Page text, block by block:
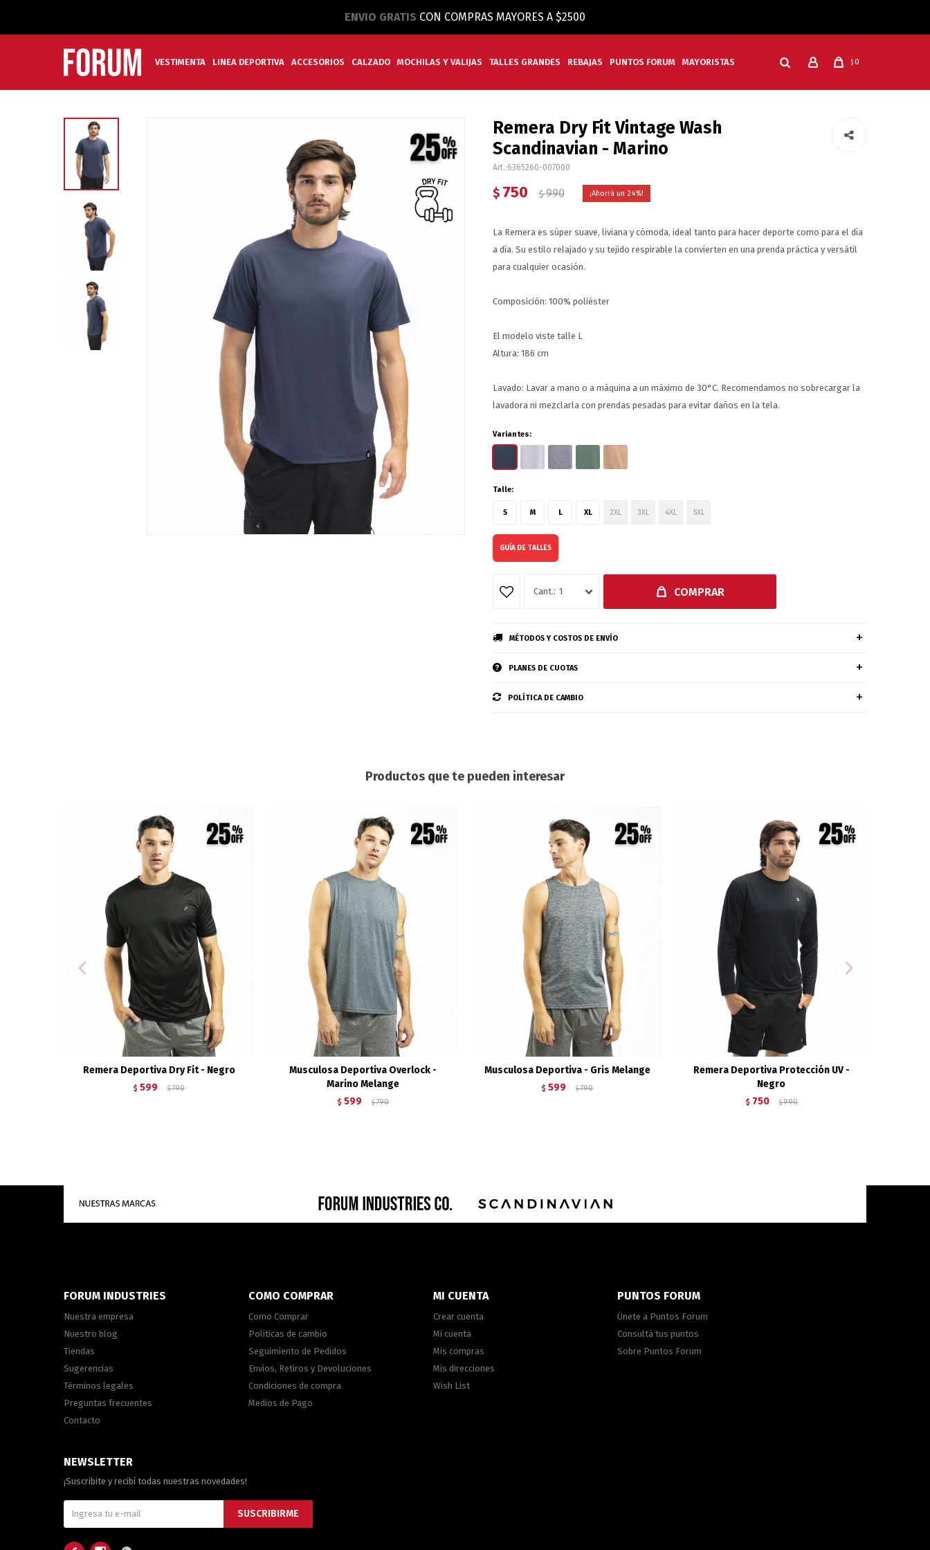
ENVIO GRATIS CON COMPRAS MAYORES A $2500
VESTIMENTA LINEA DEPORTIVA ACCESORIOS CALZADO MOCHILAS Y VALIJAS TALLES GRANDES REBAJAS PUNTOS FORUM MAYORISTAS $ 0
Remera Dry Fit Vintage Wash
Scandinavian - Marino
6365260-007000
$ 750 $ 990 24
La Remera es súper suave, liviana y cómoda, ideal tanto para hacer deporte como para el día
a día. Su estilo relajado y su tejido respirable la convierten en una prenda práctica y versátil
para cualquier ocasión.
Composición: 100% poliéster
El modelo viste talle L
Altura: 186 cm
Lavado: Lavar a mano o a máquina a un máximo de 30°C. Recomendamos no sobrecargar la
lavadora ni mezclarla con prendas pesadas para evitar daños en la tela.
Variantes:
Talle:
S M L XL 2XL 3XL 4XL 5XL
GUÍA DE TALLES
1 COMPRAR
MÉTODOS Y COSTOS DE ENVÍO
PLANES DE CUOTAS
POLÍTICA DE CAMBIO
Productos que te pueden interesar
Remera Deportiva Dry Fit - Negro
$ 599 $ 790
Musculosa Deportiva Overlock -
Marino Melange
$ 599 $ 790
Musculosa Deportiva - Gris Melange
$ 599 $ 790
Remera Deportiva Protección UV -
Negro
$ 750 $ 990
FORUM INDUSTRIES
Nuestra empresa
Nuestro blog
Tiendas
Sugerencias
Términos legales
Preguntas frecuentes
Contacto
COMO COMPRAR
Como Comprar
Políticas de cambio
Seguimiento de Pedidos
Envíos, Retiros y Devoluciones
Condiciones de compra
Medios de Pago
MI CUENTA
Crear cuenta
Mi cuenta
Mis compras
Mis direcciones
Wish List
PUNTOS FORUM
Únete a Puntos Forum
Consultá tus puntos
Sobre Puntos Forum
NEWSLETTER
¡Suscribite y recibí todas nuestras novedades!
SUSCRIBIRME